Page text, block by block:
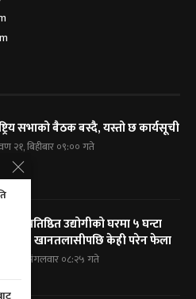
सभाको बैठक बस्दै, यस्तो छ कार्यसूची
२१, बिहीबार ०९:०० गते
प्रतिष्ठित उद्योगीको घरमा ५ घन्टा
खानतलासीपछि केही परेन फेला
१९, मंगलवार ०८:२५ गते